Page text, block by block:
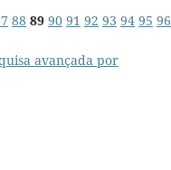
88 89 90 91 92 93 94 95 96
avançada por